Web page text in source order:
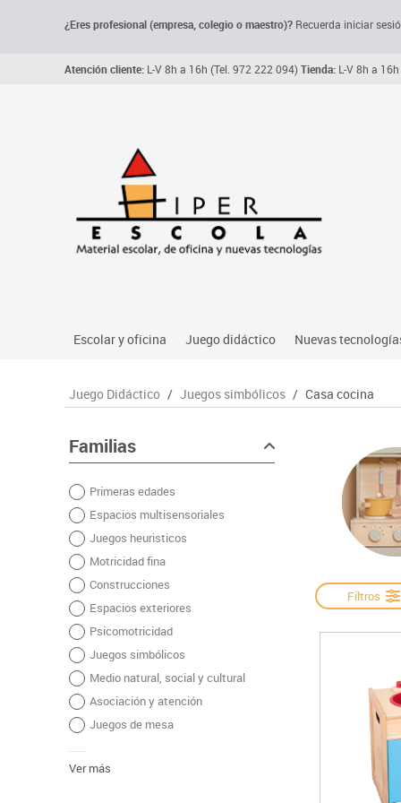
¿Eres profesional (empresa, colegio o maestro)? Recuerda iniciar
Atención cliente: L-V 8h a 16h (Tel. 972 222 094)Tienda: L-V 8h a
Escolar y oficina
Archivo, carpetas y clasificadores
Manualidades
Escritura y corrección
Complementos de oficina
Plastificación, encuadernación y destrucción
Informática
Higiene
Dibujo técnico y artístico
Material escolar
Juego didáctico
Primeras edades
Juegos heuristicos
Motricidad fina
Espacios exteriores
Nuevas
Audio
Connectividad y
Mobiliario
Monitores
Juego Didáctico / Juegos simbólicos / Casa cocina
Familias
Primeras edades
Espacios multisensoriales
Juegos heuristicos
Motricidad fina
Construcciones
Espacios exteriores
Psicomotricidad
Juegos simbólicos
Medio natural, social y cultural
Asociación y atención
Juegos de mesa
Ver más
Filtros